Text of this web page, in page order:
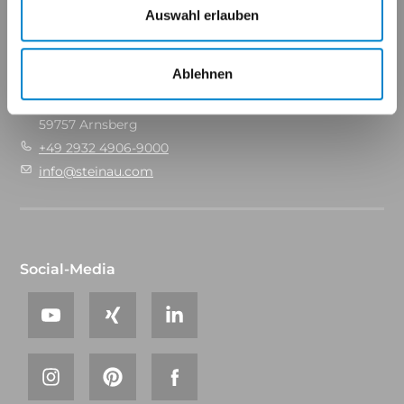
Auswahl erlauben
Ablehnen
Kontakt
Im Ohl 14b
59757 Arnsberg
+49 2932 4906-9000
info@steinau.com
Social-Media